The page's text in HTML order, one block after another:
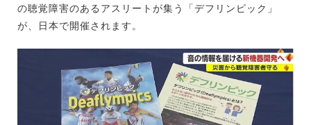
の聴覚障害のあるアスリートが集う「デフリンピック」
が、日本で開催されます。